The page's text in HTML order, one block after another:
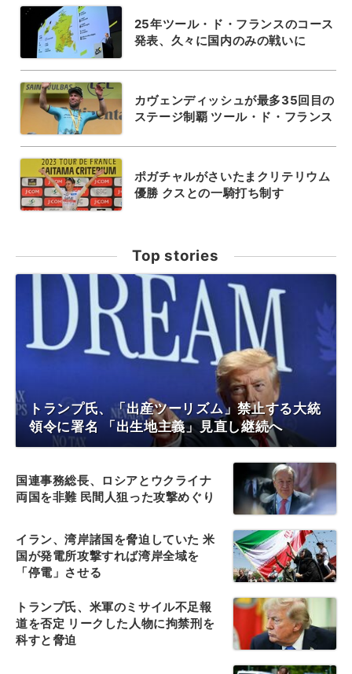
25年ツール・ド・フランスのコース
発表、久々に国内のみの戦いに
カヴェンディッシュが最多35回目の
ステージ制覇 ツール・ド・フランス
ポガチャルがさいたまクリテリウム
優勝 クスとの一騎打ち制す
Top stories
トランプ氏、「出産ツーリズム」禁止する大統
領令に署名 「出生地主義」見直し継続へ
国連事務総長、ロシアとウクライナ
両国を非難 民間人狙った攻撃めぐり
イラン、湾岸諸国を脅迫していた 米
国が発電所攻撃すれば湾岸全域を
「停電」させる
トランプ氏、米軍のミサイル不足報
道を否定 リークした人物に拘禁刑を
科すと脅迫